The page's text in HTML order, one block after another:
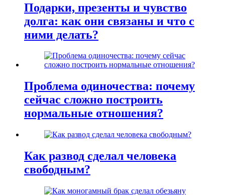
Подарки, презенты и чувство
долга: как они связаны и что с
ними делать?
Проблема одиночества: почему
сейчас сложно построить
нормальные отношения?
Как развод сделал человека
свободным?